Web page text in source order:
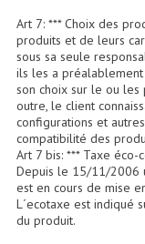
Art 7: *** Choix des
produits et de leurs
sous sa seule
ils les a
son choix sur le ou les
outre, le client
configurations et
compatibilité des
Art 7 bis: *** Taxe éco-
Depuis le 15/11/2006
est en cours de mise
L´ecotaxe est indiqué
du produit.